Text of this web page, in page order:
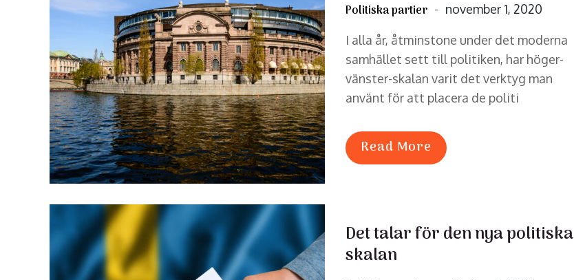
Politiska partier
Posted
november 1, 2020
I alla år, åtminstone under det moderna
samhället sett till politiken, har höger-
vänster-skalan varit det verktyg man
använt för att placera de politi
Read More
Det talar för den nya politiska
skalan